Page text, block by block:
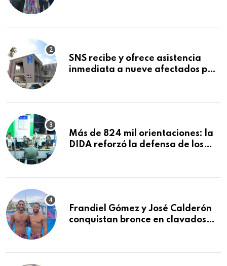
SNS recibe y ofrece asistencia
inmediata a nueve afectados por
Macorís
Más de 824 mil orientaciones: la
DIDA reforzó la defensa de los
Frandiel Gómez y José Calderón
conquistan bronce en clavados